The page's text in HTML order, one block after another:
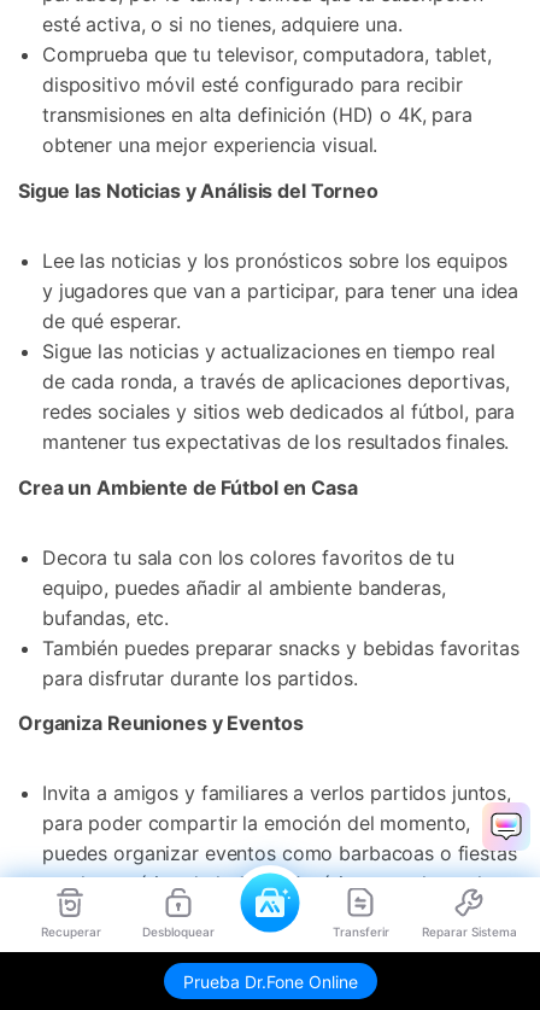
Recuperar Desbloquear Transferir Reparar Sistema
Prueba Dr.Fone Online
esté activa, o si no tienes, adquiere una.
Comprueba que tu televisor, computadora, tablet,
dispositivo móvil esté configurado para recibir
transmisiones en alta definición (HD) o 4K, para
obtener una mejor experiencia visual.
Sigue las Noticias y Análisis del Torneo
Lee las noticias y los pronósticos sobre los equipos
y jugadores que van a participar, para tener una idea
de qué esperar.
Sigue las noticias y actualizaciones en tiempo real
de cada ronda, a través de aplicaciones deportivas,
redes sociales y sitios web dedicados al fútbol, para
mantener tus expectativas de los resultados finales.
Crea un Ambiente de Fútbol en Casa
Decora tu sala con los colores favoritos de tu
equipo, puedes añadir al ambiente banderas,
bufandas, etc.
También puedes preparar snacks y bebidas favoritas
para disfrutar durante los partidos.
Organiza Reuniones y Eventos
Invita a amigos y familiares a verlos partidos juntos,
para poder compartir la emoción del momento,
puedes organizar eventos como barbacoas o fiestas
con la temática de la Copa América, para hacer la
experiencia aún más divertida.
Mantén una Actitud Positiva